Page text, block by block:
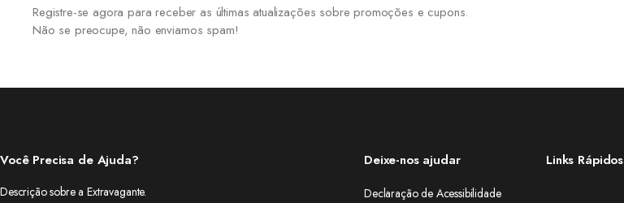
Registre-se agora para receber as últimas atualizações sobre promoções e cupons.
Não se preocupe, não enviamos spam!
Você Precisa de Ajuda?
Descrição sobre a Extravagante.
Deixe-nos ajudar
Declaração de Acessibilidade
Links Rápidos